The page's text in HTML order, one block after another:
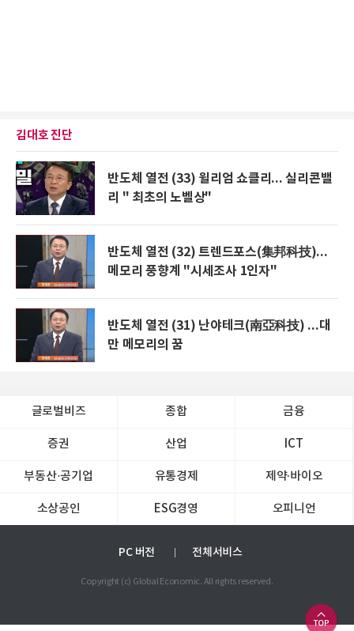
김대호 진단
반도체 열전 (33) 윌리엄 쇼클리... 실리콘밸
리 " 최초의 노벨상"
반도체 열전 (32) 트렌드포스(集邦科技)...
메모리 풍향계 "시세조사 1인자"
반도체 열전 (31) 난야테크(南亞科技) ...대
만 메모리의 꿈
글로벌비즈 종합 금융
증권 산업 ICT
부동산·공기업 유통경제 제약∙바이오
소상공인 ESG경영 오피니언
PC 버전 전체서비스
Copyright (c) Global Economic. All rights reserved.